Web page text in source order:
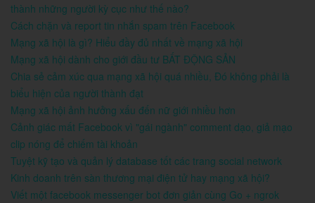
thành những người kỳ cục như thế nào?
Cách chặn và report tin nhắn spam trên Facebook
Mạng xã hội là gì? Hiểu đầy đủ nhất về mạng xã hội
Mạng xã hội dành cho giới đầu tư BẤT ĐỘNG SẢN
Chia sẻ cảm xúc qua mạng xã hội quá nhiều, Đó không phải là
biểu hiện của người thành đạt
Mạng xã hội ảnh hưởng xấu đến nữ giới nhiều hơn
Cảnh giác mất Facebook vì "gái ngành" comment dạo, giả mạo
clip nóng để chiếm tài khoản
Tuyệt kỹ tạo và quản lý database tốt các trang social network
Kinh doanh trên sàn thương mại điện tử hay mạng xã hội?
Viết một facebook messenger bot đơn giản cùng Go + ngrok